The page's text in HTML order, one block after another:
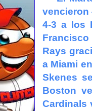
vencieron
4-3 a los
Rays
a Miami
Skenes
Boston
Cardinals